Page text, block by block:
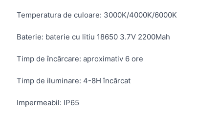
Temperatura de culoare: 3000K/4000K/6000K
Baterie: baterie cu litiu 18650 3.7V 2200Mah
Timp de încărcare: aproximativ 6 ore
Timp de iluminare: 4-8H încărcat
Impermeabil: IP65